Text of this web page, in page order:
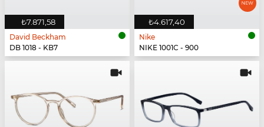
₺7.871,58
David Beckham
DB 1018 - KB7
₺4.617,40
Nike
NIKE 1001C - 900